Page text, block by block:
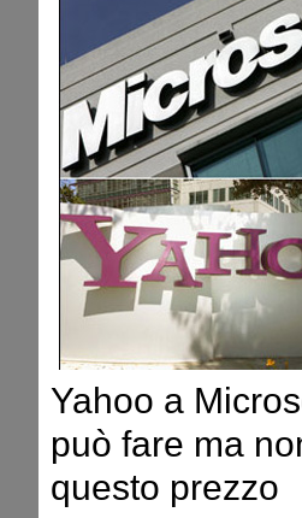
Yahoo a
può fare ma
questo prezzo